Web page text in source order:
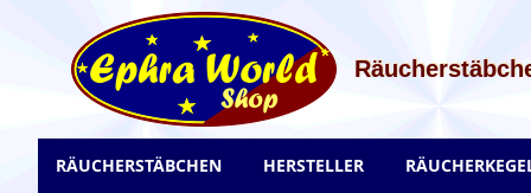
Inhalt
springen
RÄUCHERSTÄBCHEN HERSTELLER